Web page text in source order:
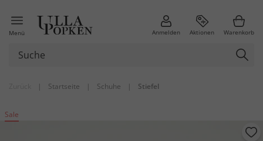
Menü Anmelden Aktionen Warenkorb
| Startseite | Schuhe | Stiefel
Sale